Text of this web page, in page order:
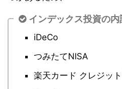
インデックス投資の内
iDeCo
つみたてNISA
楽天カード クレジッ